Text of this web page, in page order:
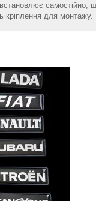
самостійно,
кріплення для монтажу.